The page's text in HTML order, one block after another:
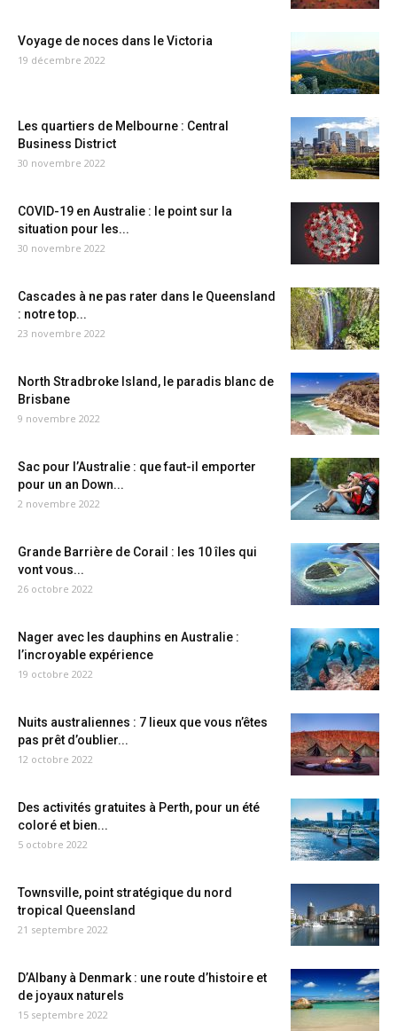
Voyage de noces dans le Victoria
19 décembre 2022
Les quartiers de Melbourne : Central
Business District
30 novembre 2022
COVID-19 en Australie : le point sur la
situation pour les...
30 novembre 2022
Cascades à ne pas rater dans le Queensland
: notre top...
23 novembre 2022
North Stradbroke Island, le paradis blanc de
Brisbane
9 novembre 2022
Sac pour l’Australie : que faut-il emporter
pour un an Down...
2 novembre 2022
Grande Barrière de Corail : les 10 îles qui
vont vous...
26 octobre 2022
Nager avec les dauphins en Australie :
l’incroyable expérience
19 octobre 2022
Nuits australiennes : 7 lieux que vous n’êtes
pas prêt d’oublier...
12 octobre 2022
Des activités gratuites à Perth, pour un été
coloré et bien...
5 octobre 2022
Townsville, point stratégique du nord
tropical Queensland
21 septembre 2022
D’Albany à Denmark : une route d’histoire et
de joyaux naturels
15 septembre 2022